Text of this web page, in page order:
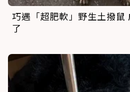
巧遇「超肥軟」野生土撥鼠
了